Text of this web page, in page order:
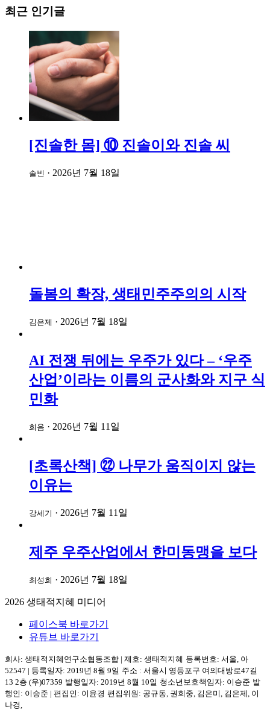
내
최근 인기글
[진솔한 몸] ⑩ 진솔이와 진솔 씨
솔빈 · 2026년 7월 18일
돌봄의 확장, 생태민주주의의 시작
김은제 · 2026년 7월 18일
AI 전쟁 뒤에는 우주가 있다 – ‘우주
산업’이라는 이름의 군사화와 지구 식
민화
희음 · 2026년 7월 11일
[초록산책] ㉒ 나무가 움직이지 않는
이유는
강세기 · 2026년 7월 11일
제주 우주산업에서 한미동맹을 보다
최성희 · 2026년 7월 18일
2026 생태적지혜 미디어
페이스북 바로가기
유튜브 바로가기
회사: 생태적지혜연구소협동조합 | 제호: 생태적지혜 등록번호: 서울, 아
52547 | 등록일자: 2019년 8월 9일 주소 : 서울시 영등포구 여의대방로47길
13 2층 (우)07359 발행일자: 2019년 8월 10일 청소년보호책임자: 이승준 발
행인: 이승준 | 편집인: 이윤경 편집위원: 공규동, 권희중, 김은미, 김은제, 이
나경,